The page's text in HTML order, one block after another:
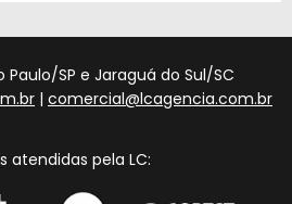
Paulo/SP e Jaraguá do Sul/SC
| comercial@lcagencia.com.br
atendidas pela LC: